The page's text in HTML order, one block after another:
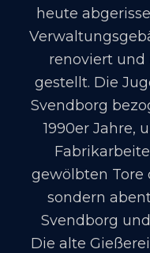
heute
renoviert
gestellt. Die
Svendborg
1990er Jahre,
gewölbten Tore
sondern
Svendborg
Die alte